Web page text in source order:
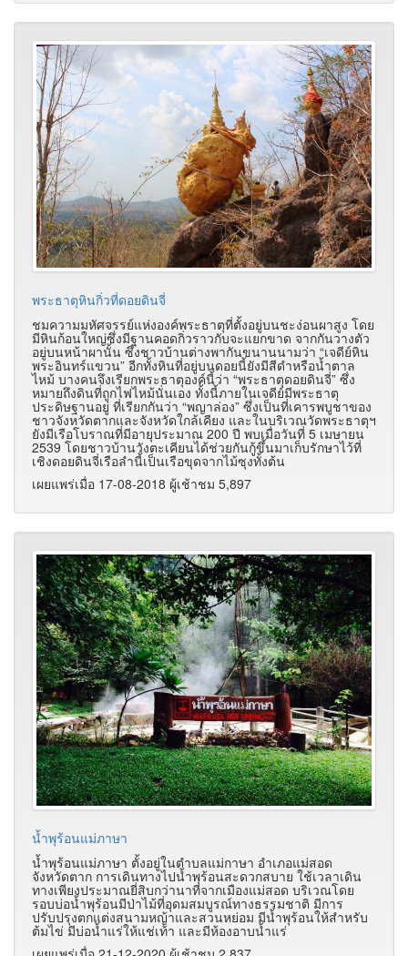
พระธาตุหินกิ่วที่ดอยดินจี่
ชมความมหัศจรรย์แห่งองค์พระธาตุที่ตั้งอยู่บนชะง่อนผาสูง โดย
มีหินก้อนใหญ่ซึ่งมีฐานคอดกิ่วราวกับจะแยกขาด จากกันวางตัว
อยู่บนหน้าผานั้น ซึ่งชาวบ้านต่างพากันขนานนามว่า “เจดีย์หิน
พระอินทร์แขวน” อีกทั้งหินที่อยู่บนดอยนี้ยังมีสีดำหรือน้ำตาล
ไหม้ บางคนจึงเรียกพระธาตุองค์นี้ว่า “พระธาตุดอยดินจี่” ซึ่ง
หมายถึงดินที่ถูกไฟไหม้นั่นเอง ทั้งนี้ภายในเจดีย์มีพระธาตุ
ประดิษฐานอยู่ ที่เรียกกันว่า “พญาล่อง” ซึ่งเป็นที่เคารพบูชาของ
ชาวจังหวัดตากและจังหวัดใกล้เคียง และในบริเวณวัดพระธาตุฯ
ยังมีเรือโบราณที่มีอายุประมาณ 200 ปี พบเมื่อวันที่ 5 เมษายน
2539 โดยชาวบ้านวังตะเคียนได้ช่วยกันกู้ขึ้นมาเก็บรักษาไว้ที่
เชิงดอยดินจี่เรือลำนี้เป็นเรือขุดจากไม้ซุงทั้งต้น
เผยแพร่เมื่อ 17-08-2018 ผู้เช้าชม 5,897
น้ำพุร้อนแม่ภาษา
น้ำพุร้อนแม่ภาษา ตั้งอยู่ในตำบลแม่กาษา อำเภอแม่สอด
จังหวัดตาก การเดินทางไปน้ำพุร้อนสะดวกสบาย ใช้เวลาเดิน
ทางเพียงประมาณยี่สิบกว่านาทีจากเมืองแม่สอด บริเวณโดย
รอบบ่อน้ำพุร้อนมีป่าไม้ที่อุดมสมบูรณ์ทางธรรมชาติ มีการ
ปรับปรุงตกแต่งสนามหญ้าและสวนหย่อม มีน้ำพุร้อนให้สำหรับ
ต้มไข่ มีบ่อน้ำแร่ให้แช่เท้า และมีห้องอาบน้ำแร่